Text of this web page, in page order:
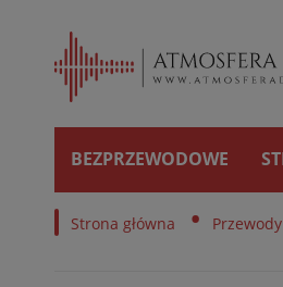
BEZPRZEWODOWE
Strona główna • Przewody